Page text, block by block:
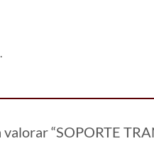
“SOPORTE